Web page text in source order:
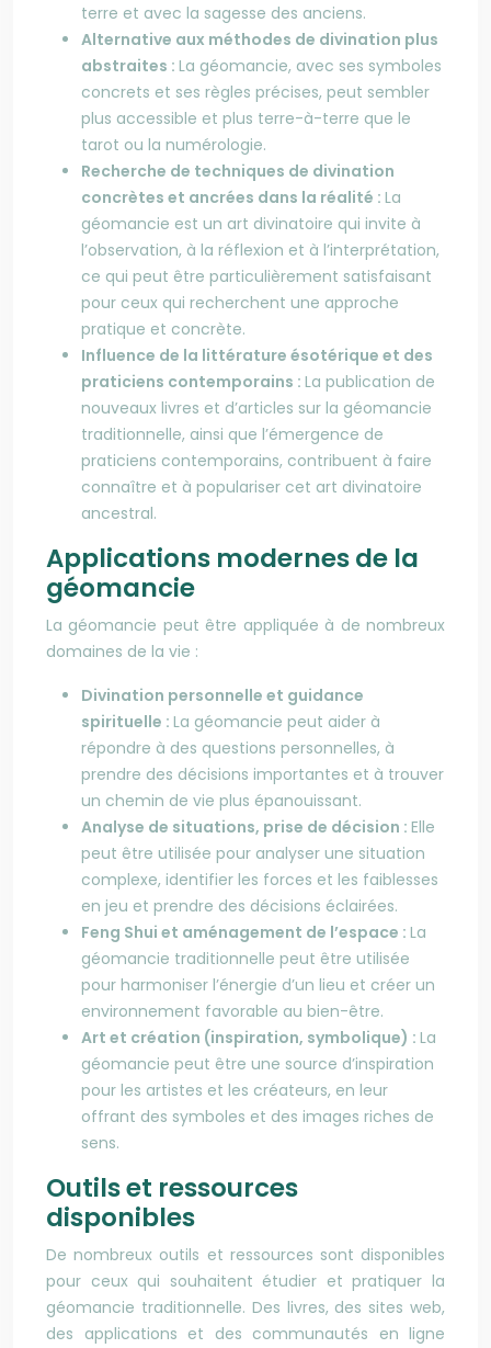
terre et avec la sagesse des anciens.
Alternative aux méthodes de divination plus
abstraites : La géomancie, avec ses symboles
concrets et ses règles précises, peut sembler
plus accessible et plus terre-à-terre que le
tarot ou la numérologie.
Recherche de techniques de divination
concrètes et ancrées dans la réalité : La
géomancie est un art divinatoire qui invite à
l’observation, à la réflexion et à l’interprétation,
ce qui peut être particulièrement satisfaisant
pour ceux qui recherchent une approche
pratique et concrète.
Influence de la littérature ésotérique et des
praticiens contemporains : La publication de
nouveaux livres et d’articles sur la géomancie
traditionnelle, ainsi que l’émergence de
praticiens contemporains, contribuent à faire
connaître et à populariser cet art divinatoire
ancestral.
Applications modernes de la
géomancie
La géomancie peut être appliquée à de nombreux
domaines de la vie :
Divination personnelle et guidance
spirituelle : La géomancie peut aider à
répondre à des questions personnelles, à
prendre des décisions importantes et à trouver
un chemin de vie plus épanouissant.
Analyse de situations, prise de décision : Elle
peut être utilisée pour analyser une situation
complexe, identifier les forces et les faiblesses
en jeu et prendre des décisions éclairées.
Feng Shui et aménagement de l’espace : La
géomancie traditionnelle peut être utilisée
pour harmoniser l’énergie d’un lieu et créer un
environnement favorable au bien-être.
Art et création (inspiration, symbolique) : La
géomancie peut être une source d’inspiration
pour les artistes et les créateurs, en leur
offrant des symboles et des images riches de
sens.
Outils et ressources
disponibles
De nombreux outils et ressources sont disponibles
pour ceux qui souhaitent étudier et pratiquer la
géomancie traditionnelle. Des livres, des sites web,
des applications et des communautés en ligne